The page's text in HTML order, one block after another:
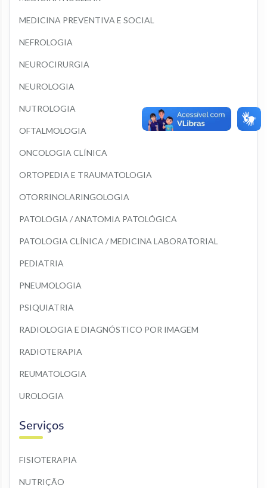
MEDICINA PREVENTIVA E SOCIAL
NEFROLOGIA
NEUROCIRURGIA
NEUROLOGIA
NUTROLOGIA
OFTALMOLOGIA
ONCOLOGIA CLÍNICA
ORTOPEDIA E TRAUMATOLOGIA
OTORRINOLARINGOLOGIA
PATOLOGIA / ANATOMIA PATOLÓGICA
PATOLOGIA CLÍNICA / MEDICINA LABORATORIAL
PEDIATRIA
PNEUMOLOGIA
PSIQUIATRIA
RADIOLOGIA E DIAGNÓSTICO POR IMAGEM
RADIOTERAPIA
REUMATOLOGIA
UROLOGIA
Serviços
FISIOTERAPIA
NUTRIÇÃO